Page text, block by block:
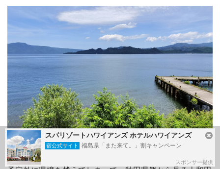
スパリゾートハワイアンズ ホテルハワイアンズ
宿公式サイト 福島県「また来て。」割キャンペーン
スポンサー提供